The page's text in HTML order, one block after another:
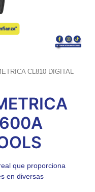
CL810 DIGITAL
que proporciona
en diversas